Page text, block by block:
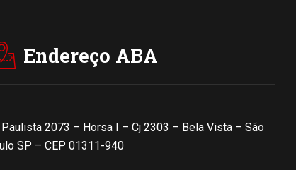
Endereço ABA
2073 – Horsa I – Cj 2303 – Bela Vista – São
SP – CEP 01311-940